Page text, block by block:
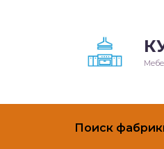
Поиск